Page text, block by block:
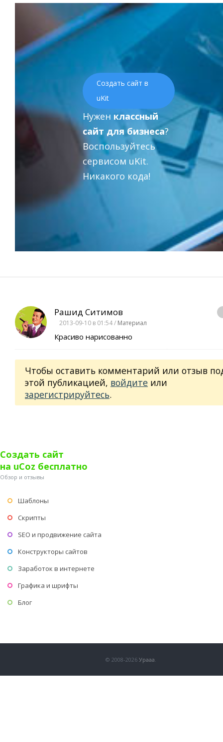
Создать сайт в
uKit
Нужен классный
сайт для бизнеса?
Воспользуйтесь
сервисом uKit.
Никакого кода!
Рашид Ситимов
2013-09-10 в 01:54 / Материал
Красиво нарисованно
Чтобы оставить комментарий или отзыв
этой публикацией, войдите или
зарегистрируйтесь.
Создать сайт
на uCoz бесплатно
Обзор и отзывы
Шаблоны
Скрипты
SEO и продвижение сайта
Конструкторы сайтов
Заработок в интернете
Графика и шрифты
Блог
© 2008-2026Урааа